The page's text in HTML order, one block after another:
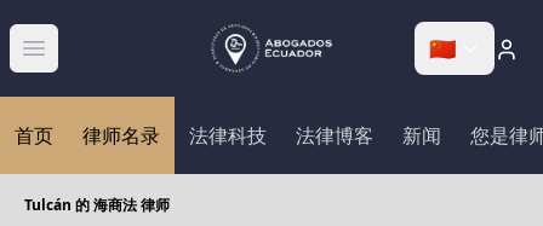
Abrir menú 🇨🇳
首页 律师名录 法律科技 法律博客 新闻 您是律
Tulcán 的 海商法 律师